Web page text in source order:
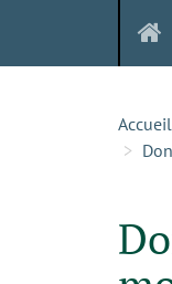
Accueil